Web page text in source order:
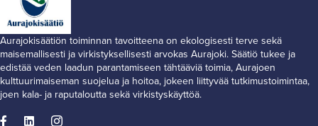
Aurajokisäätiön toiminnan tavoitteena on ekologisesti terve sekä
maisemallisesti ja virkistyksellisesti arvokas Aurajoki. Säätiö tukee ja
edistää veden laadun parantamiseen tähtääviä toimia, Aurajoen
kulttuurimaiseman suojelua ja hoitoa, jokeen liittyvää tutkimustoimintaa,
joen kala- ja raputaloutta sekä virkistyskäyttöä.